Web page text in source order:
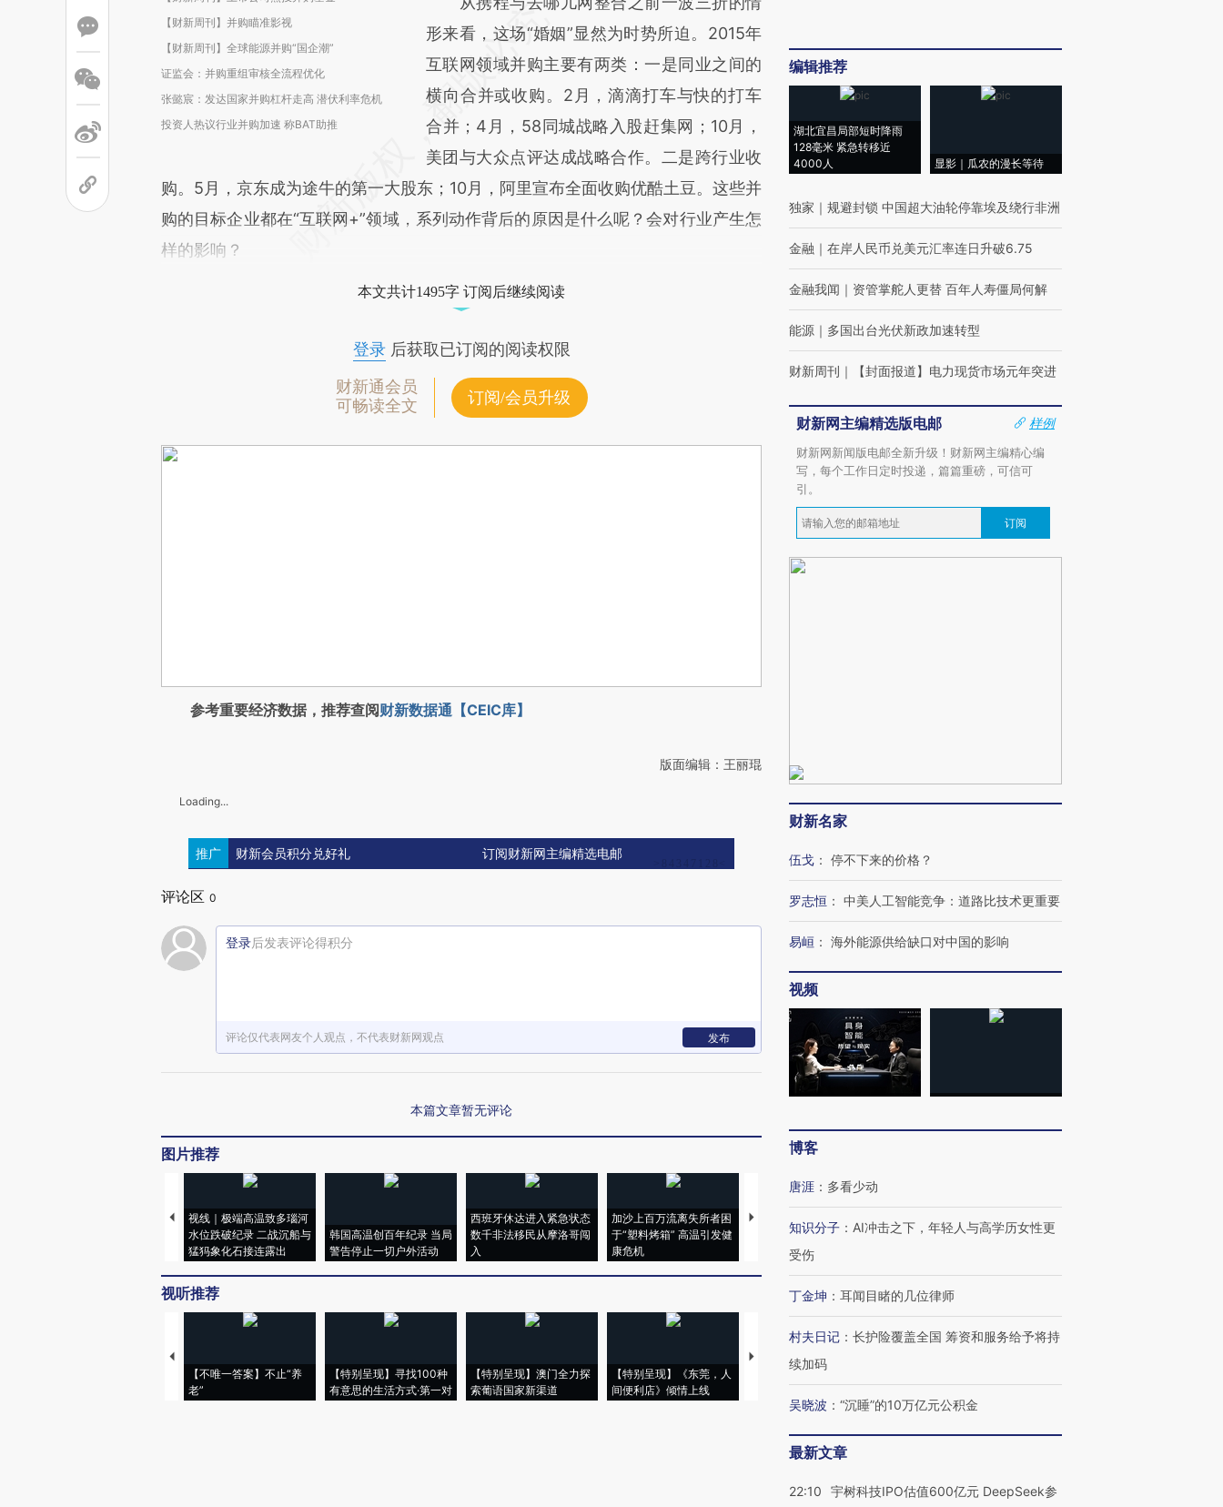
【财新周刊】并购瞄准影视
【财新周刊】全球能源并购“国企潮”
证监会：并购重组审核全流程优化
张懿宸：发达国家并购杠杆走高 潜伏利率危机
投资人热议行业并购加速 称BAT助推
形来看，这场“婚姻”显然为时势所迫。2015年
互联网领域并购主要有两类：一是同业之间的
横向合并或收购。2月，滴滴打车与快的打车
合并；4月，58同城战略入股赶集网；10月，
美团与大众点评达成战略合作。二是跨行业收
购。5月，京东成为途牛的第一大股东；10月，阿里宣布全面收购优酷土豆。这些并
购的目标企业都在“互联网+”领域，系列动作背后的原因是什么呢？会对行业产生怎
样的影响？
本文共计1495字 订阅后继续阅读
登录后获取已订阅的阅读权限
财新通会员
可畅读全文
订阅/会员升级
参考重要经济数据，推荐查阅财新数据通【CEIC库】
版面编辑：王丽琨
Loading...
推广 财新会员积分兑好礼 订阅财新网主编精选电邮
评论区 0
登录后发表评论得积分
评论仅代表网友个人观点，不代表财新网观点 发布
本篇文章暂无评论
图片推荐
视线｜极端高温致多瑙河
水位跌破纪录 二战沉船与
猛犸象化石接连露出
韩国高温创百年纪录 当局
警告停止一切户外活动
西班牙休达进入紧急状态
数千非法移民从摩洛哥闯
入
加沙上百万流离失所者困
于“塑料烤箱” 高温引发健
康危机
视线｜HYROX的吸金
术：是什么让中产们甘
心“花钱找虐”？
马航飞行员跨国走私7万
粒摇头丸 尿检体内含3种
视线｜被称为“蟑螂”的印
度Z世代 用街头抗争将教
视听推荐
【不唯一答案】不止“养
老”
【特别呈现】寻找100种
有意思的生活方式·第一对
【特别呈现】澳门全力探
索葡语国家新渠道
【特别呈现】《东莞，人
间便利店》倾情上线
【推广】走进第四届链博
会，让数智科技“链”接产
编辑推荐
湖北宜昌局部短时降雨
128毫米 紧急转移近
4000人
显影｜瓜农的漫长等待
独家 ｜ 规避封锁 中国超大油轮停靠埃及绕行非洲
金融 ｜ 在岸人民币兑美元汇率连日升破6.75
金融我闻 ｜ 资管掌舵人更替 百年人寿僵局何解
能源 ｜ 多国出台光伏新政加速转型
财新周刊 ｜ 【封面报道】电力现货市场元年突进
财新网主编精选版电邮
样例
财新网新闻版电邮全新升级！财新网主编精心编
写，每个工作日定时投递，篇篇重磅，可信可
引。
订阅
财新名家
伍戈 ： 停不下来的价格？
罗志恒 ： 中美人工智能竞争：道路比技术更重要
易峘 ： 海外能源供给缺口对中国的影响
视频
博客
唐涯 ： 多看少动
知识分子 ： AI冲击之下，年轻人与高学历女性更
受伤
丁金坤 ： 耳闻目睹的几位律师
村夫日记 ： 长护险覆盖全国 筹资和服务给予将持
续加码
吴晓波 ： “沉睡”的10万亿元公积金
最新文章
22:10
宇树科技IPO估值600亿元 DeepSeek参